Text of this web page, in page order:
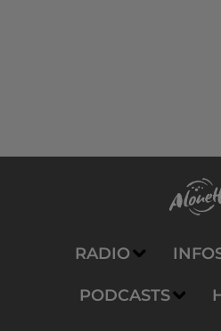
RADIO
PODCASTS